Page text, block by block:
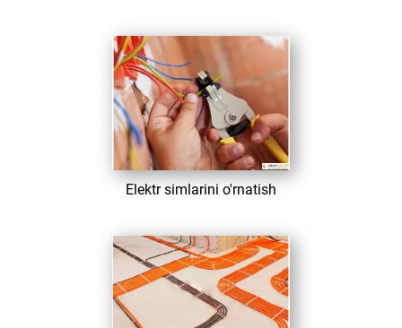
​ Elektr simlarini o'rnatish